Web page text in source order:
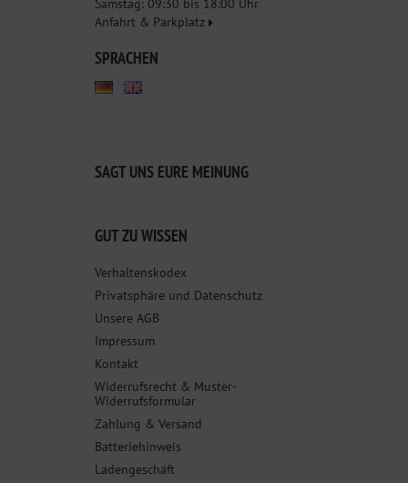
Samstag: 09:30 bis 18:00 Uhr
Anfahrt & Parkplatz
SPRACHEN
SAGT UNS EURE MEINUNG
GUT ZU WISSEN
Verhaltenskodex
Privatsphäre und Datenschutz
Unsere AGB
Impressum
Kontakt
Widerrufsrecht & Muster-
Widerrufsformular
Zahlung & Versand
Batteriehinweis
Ladengeschäft